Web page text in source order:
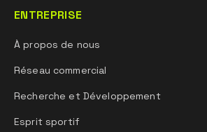
ENTREPRISE
À propos de nous
Réseau commercial
Recherche et Développement
Esprit sportif